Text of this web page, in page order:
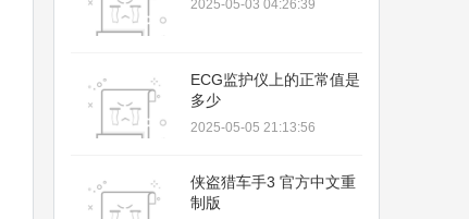
2025-05-03 04:26:39
ECG监护仪上的正常值是
多少
2025-05-05 21:13:56
侠盗猎车手3 官方中文重
制版